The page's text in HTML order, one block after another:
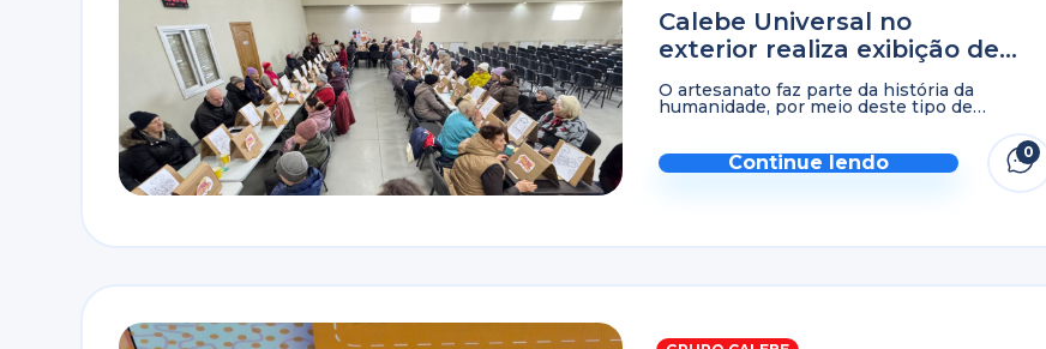
Calebe Universal no
exterior realiza exibição de
artesanatos feitas por
idosos
O artesanato faz parte da história da
humanidade, por meio deste tipo de
trabalham a coordenação motora e também é
um meio de socialização, sem ...
Continue lendo 0